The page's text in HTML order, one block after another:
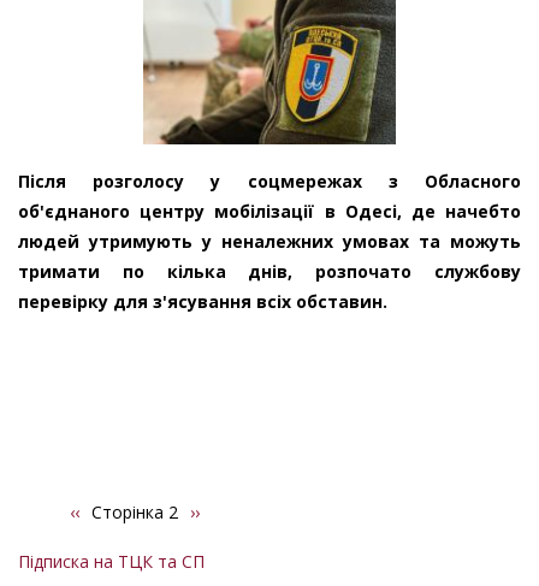
Після розголосу у соцмережах з Обласного
об'єднаного центру мобілізації в Одесі, де начебто
людей утримують у неналежних умовах та можуть
тримати по кілька днів, розпочато службову
перевірку для з'ясування всіх обставин.
Розбивка
сторінки
Попередня
‹‹ Сторінка 2 Наступна
››
Підписка на ТЦК та СП